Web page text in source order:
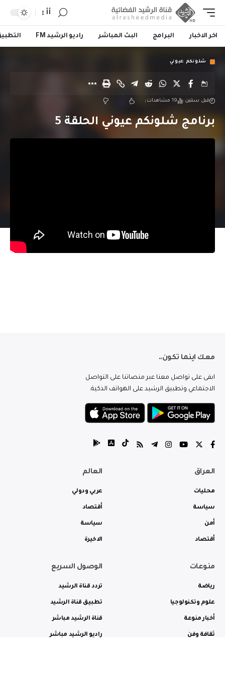
أأ
اخر الاخبار البرامج البث المباشر راديو الرشيد FM
شلونكم عيوني
قبل سنتين 19 مشاهدات
برنامج شلونكم عيوني الحلقة 5
معك اينما تكون..
ابقى على تواصل معنا عبر منصاتنا على التواصل
الاجتماعي وتطبيق الرشيد على الهواتف الذكية.
العراق
محليات
سياسة
أمن
أقتصاد
العالم
عربي ودولي
أقتصاد
سياسة
الاخيرة
منوعات
رياضة
علوم وتكنولوجيا
أخبار منوعة
ثقافة وفن
الوصول السريع
تردد قناة الرشيد
تطبيق قناة الرشيد
قناة الرشيد مباشر
راديو الرشيد مباشر